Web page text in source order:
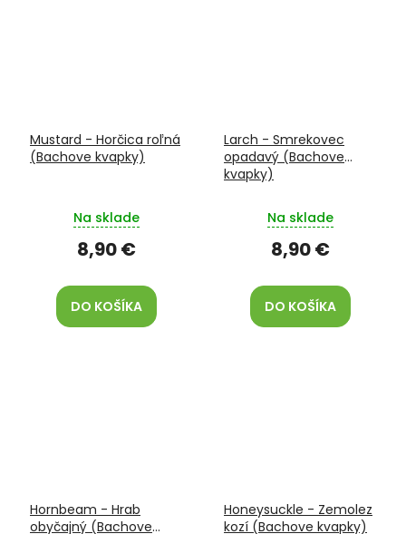
Mustard - Horčica roľná
(Bachove kvapky)
Na sklade
8,90 €
DO KOŠÍKA
Larch - Smrekovec
opadavý (Bachove
kvapky)
Na sklade
8,90 €
DO KOŠÍKA
Hornbeam - Hrab
obyčajný (Bachove
Honeysuckle - Zemolez
kozí (Bachove kvapky)